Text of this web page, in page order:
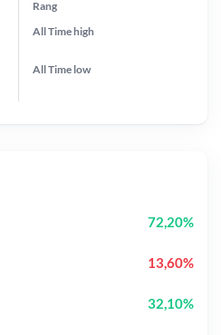
Rang
All Timehigh
All Time low
72,20%
13,60%
32,10%